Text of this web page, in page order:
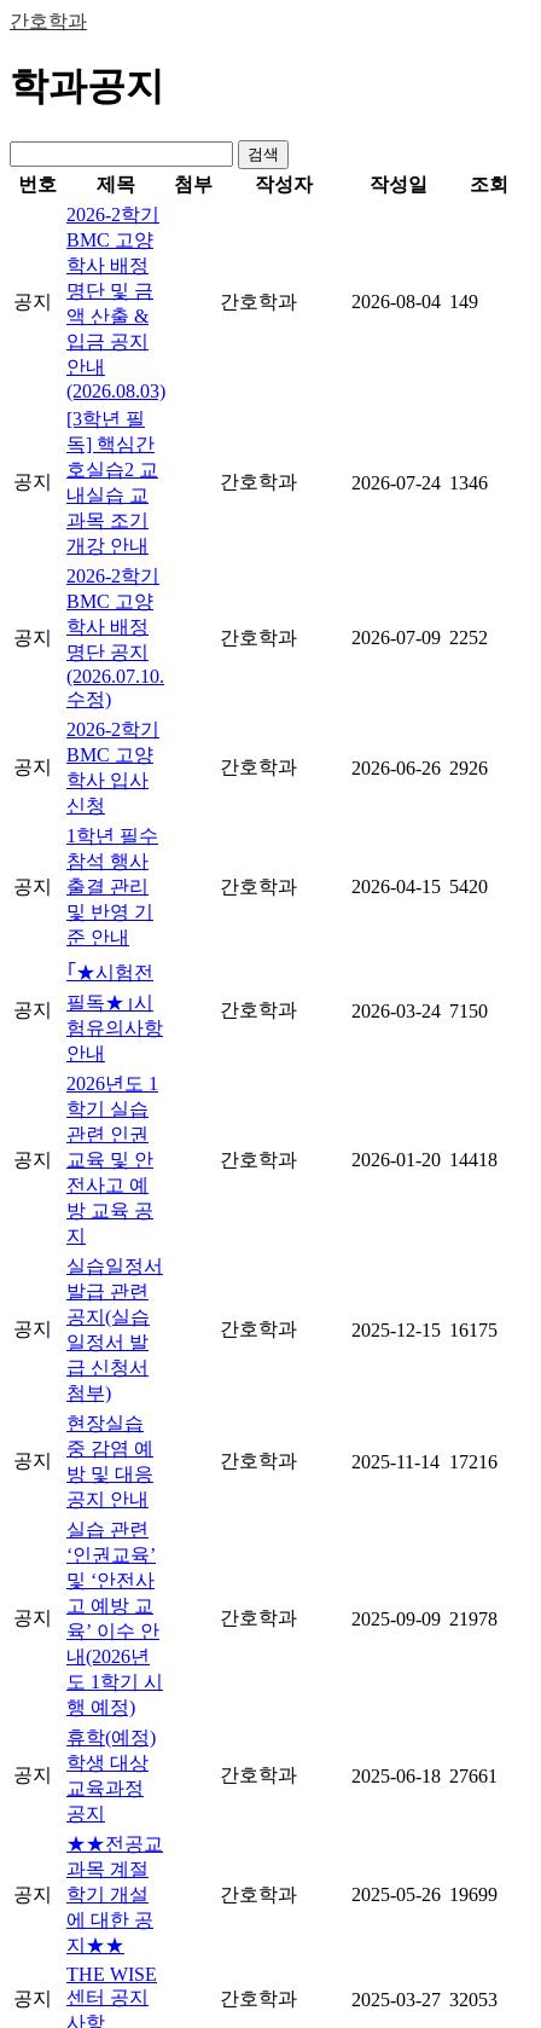
간호학과
학과공지
검색
번호 제목 첨부 작성자 작성일 조회
공지
2026-2학기
BMC 고양
학사 배정
명단 및 금
액 산출 &
입금 공지
안내
(2026.08.03)
간호학과 2026-08-04 149
공지
[3학년 필
독] 핵심간
호실습2 교
내실습 교
과목 조기
개강 안내
간호학과 2026-07-24 1346
공지
2026-2학기
BMC 고양
학사 배정
명단 공지
(2026.07.10.
수정)
간호학과 2026-07-09 2252
공지
2026-2학기
BMC 고양
학사 입사
신청
간호학과 2026-06-26 2926
공지
1학년 필수
참석 행사
출결 관리
및 반영 기
준 안내
간호학과 2026-04-15 5420
공지
｢★시험전
필독★｣시
험유의사항
안내
간호학과 2026-03-24 7150
공지
2026년도 1
학기 실습
관련 인권
교육 및 안
전사고 예
방 교육 공
지
간호학과 2026-01-20 14418
공지
실습일정서
발급 관련
공지(실습
일정서 발
급 신청서
첨부)
간호학과 2025-12-15 16175
공지
현장실습
중 감염 예
방 및 대응
공지 안내
간호학과 2025-11-14 17216
공지
실습 관련
‘인권교육’
및 ‘안전사
고 예방 교
육’ 이수 안
내(2026년
도 1학기 시
행 예정)
간호학과 2025-09-09 21978
공지
휴학(예정)
학생 대상
교육과정
공지
간호학과 2025-06-18 27661
공지
★★전공교
과목 계절
학기 개설
에 대한 공
지★★
간호학과 2025-05-26 19699
공지
THE WISE
센터 공지
사항
간호학과 2025-03-27 32053